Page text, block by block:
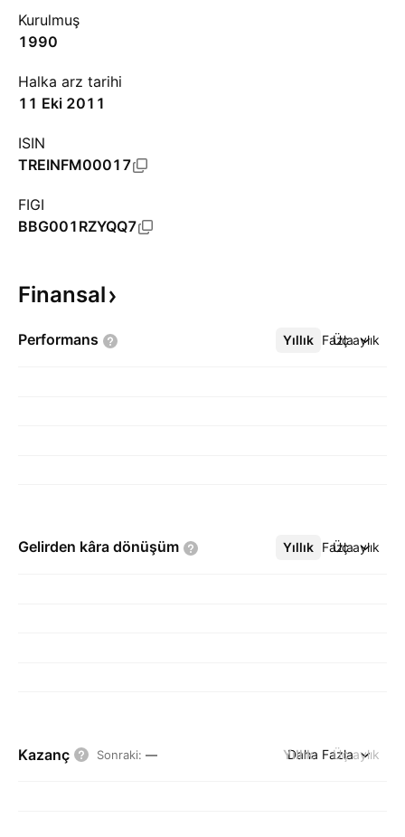
Kurulmuş
1990
Halka arz tarihi
11 Eki 2011
ISIN
TREINFM00017
FIGI
BBG001RZYQQ7
Finansal
Performans Yıllık Üç aylık
Daha Fazla
Gelirden kâra dönüşüm Yıllık Üç aylık
Daha Fazla
Kazanç Sonraki: — Yıllık Üç aylık
Daha Fazla